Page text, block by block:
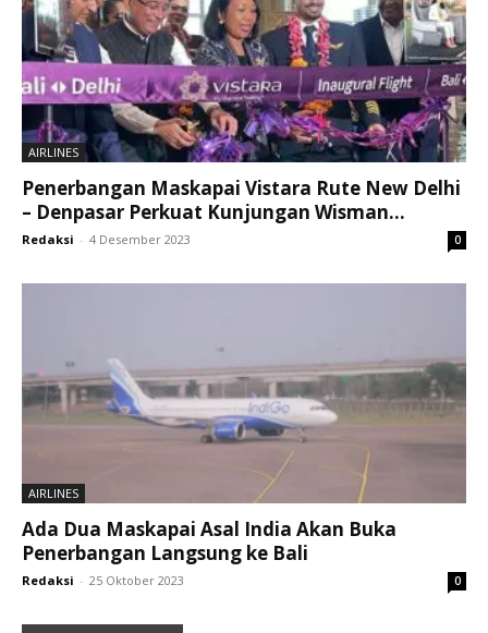
AIRLINES
Penerbangan Maskapai Vistara Rute New Delhi
– Denpasar Perkuat Kunjungan Wisman...
Redaksi - 4 Desember 2023 0
AIRLINES
Ada Dua Maskapai Asal India Akan Buka
Penerbangan Langsung ke Bali
Redaksi - 25 Oktober 2023 0